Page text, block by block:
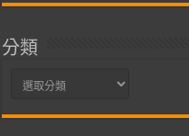
分類
分